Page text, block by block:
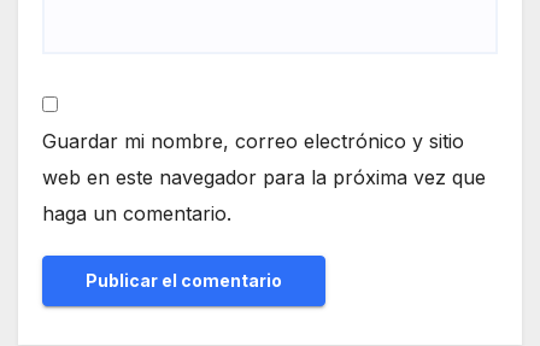
Guardar mi nombre, correo electrónico y sitio
web en este navegador para la próxima vez que
haga un comentario.